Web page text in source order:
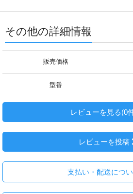
その他の詳細情報
販売価格
型番
レビューを見る(0
レビューを投稿
支払い・配送につ